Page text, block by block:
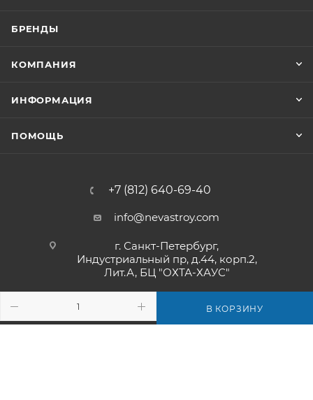
В КОРЗИНУ
БРЕНДЫ
КОМПАНИЯ
ИНФОРМАЦИЯ
ПОМОЩЬ
+7 (812) 640-69-40
info@nevastroy.com
г. Санкт-Петербург,
Индустриальный пр, д.44, корп.2,
Лит.А, БЦ "ОХТА-ХАУС"